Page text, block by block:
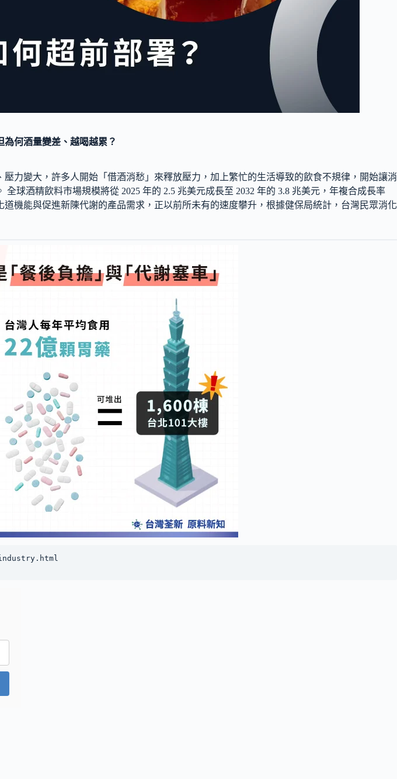
為何酒量變差、越喝越累？
力變大，許多人開始「借酒消愁」來釋放壓力，加上繁忙的生活導致的飲食不規律，開始讓消
球酒精飲料市場規模將從 2025 年的 2.5 兆美元成長至 2032 年的 3.8 兆美元，年複合成長率
機能與促進新陳代謝的產品需求，正以前所未有的速度攀升，根據健保局統計，台灣民眾消化